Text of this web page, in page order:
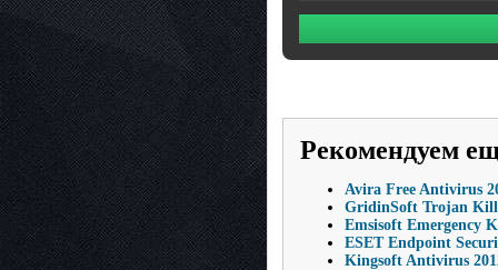
Рекомендуем
Avira Free Antivirus
GridinSoft Trojan
Emsisoft Emergency
ESET Endpoint
Kingsoft Antivirus